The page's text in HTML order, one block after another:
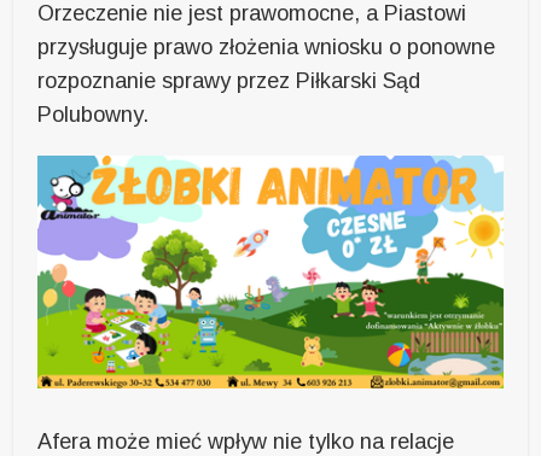
Orzeczenie nie jest prawomocne, a Piastowi
przysługuje prawo złożenia wniosku o ponowne
rozpoznanie sprawy przez Piłkarski Sąd
Polubowny.
Afera może mieć wpływ nie tylko na relacje